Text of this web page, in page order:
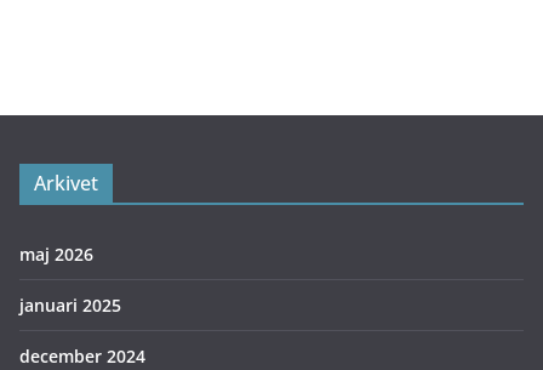
Arkivet
maj 2026
januari 2025
december 2024